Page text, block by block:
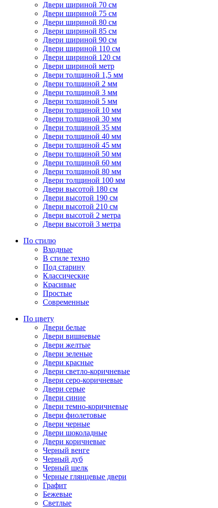
Двери шириной 70 см
Двери шириной 75 см
Двери шириной 80 см
Двери шириной 85 см
Двери шириной 90 см
Двери шириной 110 см
Двери шириной 120 см
Двери шириной метр
Двери толщиной 1,5 мм
Двери толщиной 2 мм
Двери толщиной 3 мм
Двери толщиной 5 мм
Двери толщиной 10 мм
Двери толщиной 30 мм
Двери толщиной 35 мм
Двери толщиной 40 мм
Двери толщиной 45 мм
Двери толщиной 50 мм
Двери толщиной 60 мм
Двери толщиной 80 мм
Двери толщиной 100 мм
Двери высотой 180 см
Двери высотой 190 см
Двери высотой 210 см
Двери высотой 2 метра
Двери высотой 3 метра
По стилю
Входные
В стиле техно
Под старину
Классические
Красивые
Простые
Современные
По цвету
Двери белые
Двери вишневые
Двери желтые
Двери зеленые
Двери красные
Двери светло-коричневые
Двери серо-коричневые
Двери серые
Двери синие
Двери темно-коричневые
Двери фиолетовые
Двери черные
Двери шоколадные
Двери коричневые
Черный венге
Черный дуб
Черный шелк
Черные глянцевые двери
Графит
Бежевые
Светлые